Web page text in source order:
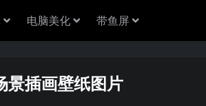
电脑美化 带鱼屏
景插画壁纸图片